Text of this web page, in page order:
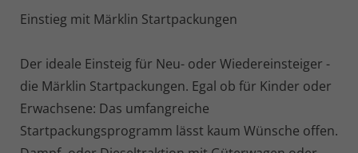
Einstieg mit Märklin Startpackungen
Der ideale Einsteig für Neu- oder Wiedereinsteiger -
die Märklin Startpackungen. Egal ob für Kinder oder
Erwachsene: Das umfangreiche
Startpackungsprogramm lässt kaum Wünsche offen.